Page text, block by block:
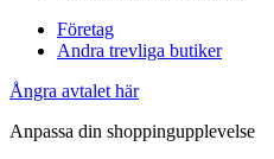
Företag
Andra trevliga butiker
Ångra avtalet här
Anpassa din shoppingupplevelse